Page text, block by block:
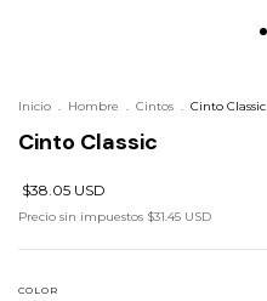
Inicio Hombre Cintos Cinto Classic
Cinto Classic
$38.05 USD
Precio sin impuestos $31.45 USD
COLOR